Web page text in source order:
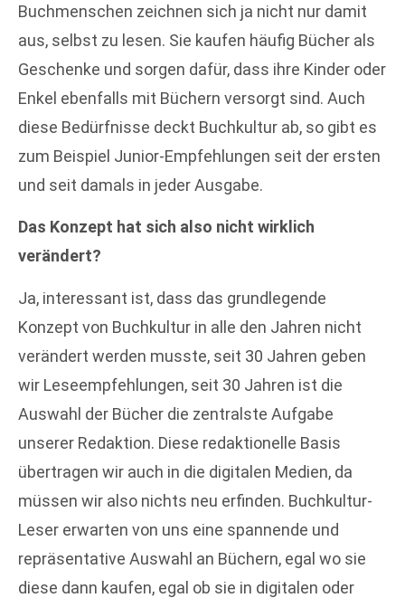
Buchmenschen zeichnen sich ja nicht nur damit
aus, selbst zu lesen. Sie kaufen häufig Bücher als
Geschenke und sorgen dafür, dass ihre Kinder oder
Enkel ebenfalls mit Büchern versorgt sind. Auch
diese Bedürfnisse deckt Buchkultur ab, so gibt es
zum Beispiel Junior-Empfehlungen seit der ersten
und seit damals in jeder Ausgabe.
Das Konzept hat sich also nicht wirklich
verändert?
Ja, interessant ist, dass das grundlegende
Konzept von Buchkultur in alle den Jahren nicht
verändert werden musste, seit 30 Jahren geben
wir Leseempfehlungen, seit 30 Jahren ist die
Auswahl der Bücher die zentralste Aufgabe
unserer Redaktion. Diese redaktionelle Basis
übertragen wir auch in die digitalen Medien, da
müssen wir also nichts neu erfinden. Buchkultur-
Leser erwarten von uns eine spannende und
repräsentative Auswahl an Büchern, egal wo sie
diese dann kaufen, egal ob sie in digitalen oder